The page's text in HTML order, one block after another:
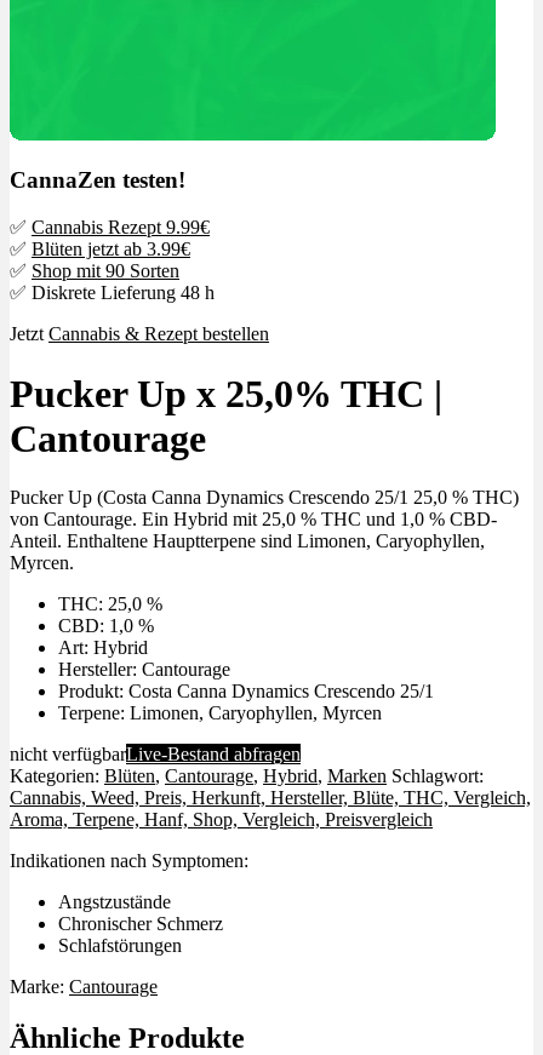
CannaZen testen!
✅ Cannabis Rezept 9.99€
✅ Blüten jetzt ab 3.99€
✅ Shop mit 90 Sorten
✅ Diskrete Lieferung 48 h
Jetzt Cannabis & Rezept bestellen
Pucker Up x 25,0% THC |
Cantourage
Pucker Up (Costa Canna Dynamics Crescendo 25/1 25,0 % THC)
von Cantourage. Ein Hybrid mit 25,0 % THC und 1,0 % CBD-
Anteil. Enthaltene Hauptterpene sind Limonen, Caryophyllen,
Myrcen.
THC: 25,0 %
CBD: 1,0 %
Art: Hybrid
Hersteller: Cantourage
Produkt: Costa Canna Dynamics Crescendo 25/1
Terpene: Limonen, Caryophyllen, Myrcen
nicht verfügbarLive-Bestand abfragen
Kategorien: Blüten, Cantourage, Hybrid, Marken Schlagwort:
Cannabis, Weed, Preis, Herkunft, Hersteller, Blüte, THC, Vergleich,
Aroma, Terpene, Hanf, Shop, Vergleich, Preisvergleich
Indikationen nach Symptomen:
Angstzustände
Chronischer Schmerz
Schlafstörungen
Marke: Cantourage
Ähnliche Produkte